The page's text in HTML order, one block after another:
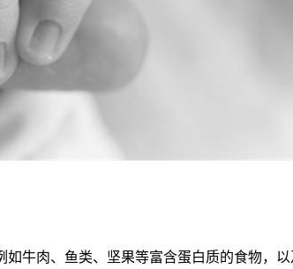
肉、鱼类、坚果等富含蛋白质的食物，